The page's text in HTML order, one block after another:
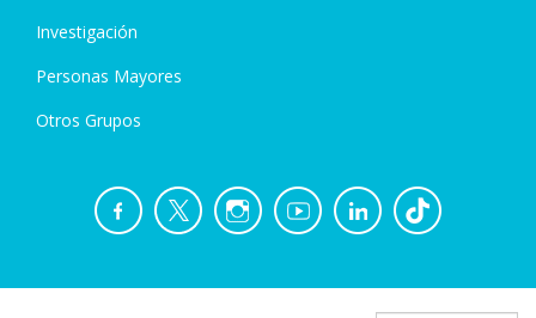
Investigación
Personas Mayores
Otros Grupos